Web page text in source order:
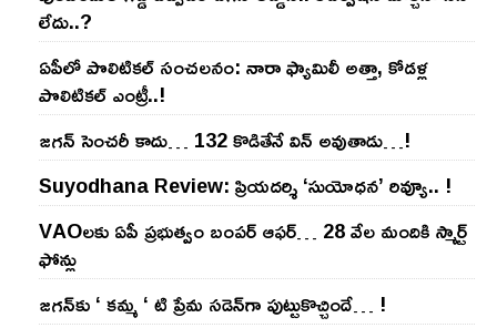
లేదు..?
ఏపీలో పొలిటిక‌ల్ సంచ‌ల‌నం: నారా ఫ్యామిలీ అత్తా, కోడ‌ళ్ల
పొలిటికల్ ఎంట్రీ..!
జ‌గ‌న్ సెంచ‌రీ కాదు… 132 కొడితేనే విన్ అవుతాడు…!
Suyodhana Review: ప్రియదర్శి ‘సుయోధన’ రివ్యూ.. !
VAOల‌కు ఏపీ ప్ర‌భుత్వం బంప‌ర్ ఆఫ‌ర్‌… 28 వేల మందికి స్మార్ట్
ఫోన్లు
జ‌గ‌న్‌కు ‘ క‌మ్మ ‘ టి ప్రేమ స‌డెన్‌గా పుట్టుకొచ్చిందే… !